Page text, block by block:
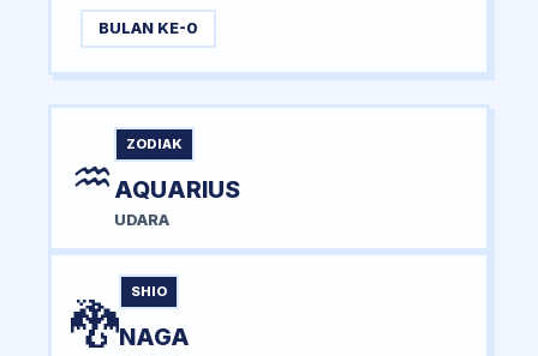
BULAN KE-0
♒
ZODIAK
AQUARIUS
UDARA
🐉
SHIO
NAGA